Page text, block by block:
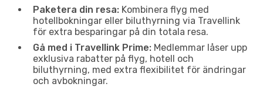
Paketera din resa: Kombinera flyg med
hotellbokningar eller biluthyrning via Travellink
för extra besparingar på din totala resa.
Gå med i Travellink Prime: Medlemmar låser upp
exklusiva rabatter på flyg, hotell och
biluthyrning, med extra flexibilitet för ändringar
och avbokningar.